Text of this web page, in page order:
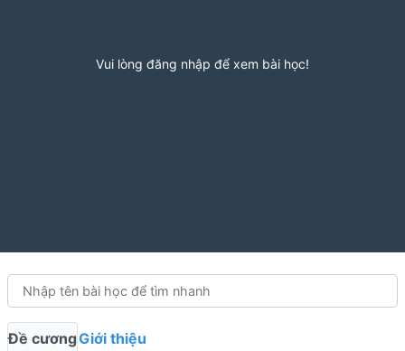
Vui lòng đăng nhập để xem bài học!
Đề cươngGiới thiệu